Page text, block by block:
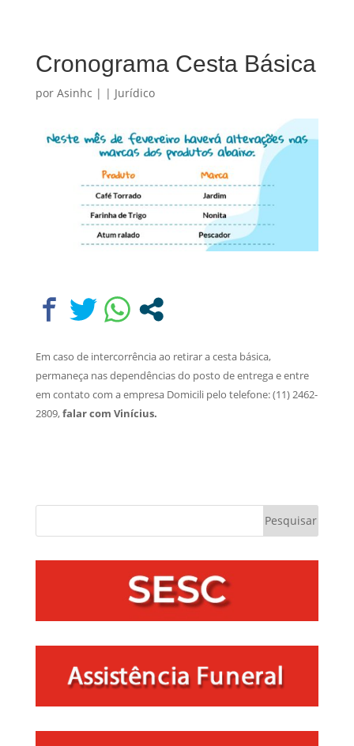
Cronograma Cesta Básica
por Asinhc | | Jurídico
Em caso de intercorrência ao retirar a cesta básica,
permaneça nas dependências do posto de entrega e entre
em contato com a empresa Domicili pelo telefone: (11) 2462-
2809,falar com Vinícius.